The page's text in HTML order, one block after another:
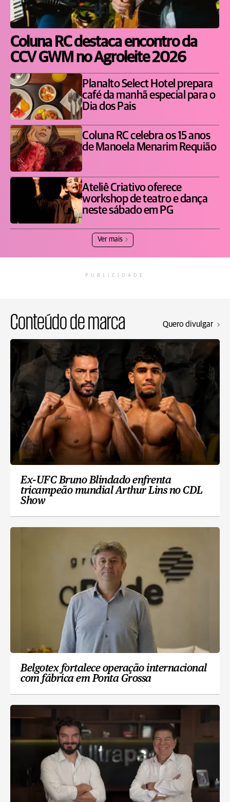
Coluna RC destaca encontro da
CCV GWM no Agroleite 2026
Planalto Select Hotel prepara
café da manhã especial para o
Dia dos Pais
Coluna RC celebra os 15 anos
de Manoela Menarim Requião
Ateliê Criativo oferece
workshop de teatro e dança
neste sábado em PG
Ver mais
PUBLICIDADE
Conteúdo de marca Quero divulgar
Ex-UFC Bruno Blindado enfrenta
tricampeão mundial Arthur Lins no CDL
Show
Belgotex fortalece operação internacional
com fábrica em Ponta Grossa